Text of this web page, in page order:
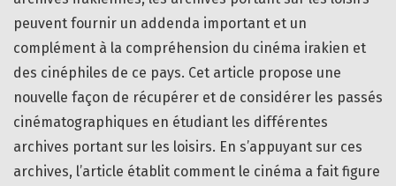
peuvent fournir un addenda important et un
complément à la compréhension du cinéma irakien et
des cinéphiles de ce pays. Cet article propose une
nouvelle façon de récupérer et de considérer les passés
cinématographiques en étudiant les différentes
archives portant sur les loisirs. En s’appuyant sur ces
archives, l’article établit comment le cinéma a fait figure